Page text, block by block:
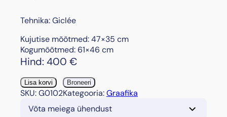
Tehnika: Giclée
Kujutise mõõtmed: 47×35 cm
Kogumõõtmed: 61×46 cm
Hind: 400 €
"
G
Lisa korvi Broneeri
SKU:G0102Kategooria:Graafika
Võta meiega ühendust